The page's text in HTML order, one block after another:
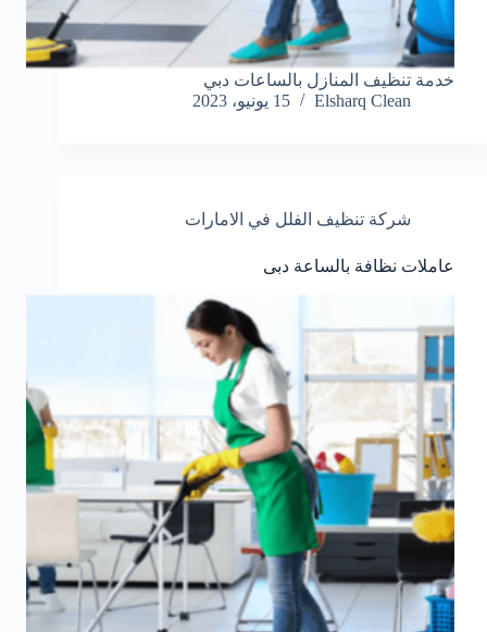
خدمة تنظيف المنازل بالساعات دبي
Elsharq Clean
15 يونيو، 2023
شركة تنظيف الفلل في الامارات
عاملات نظافة بالساعة دبى